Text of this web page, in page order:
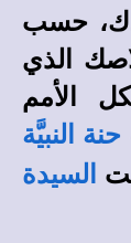
حسب
الذي
الأمم
حنة النبيَّة
السيدة